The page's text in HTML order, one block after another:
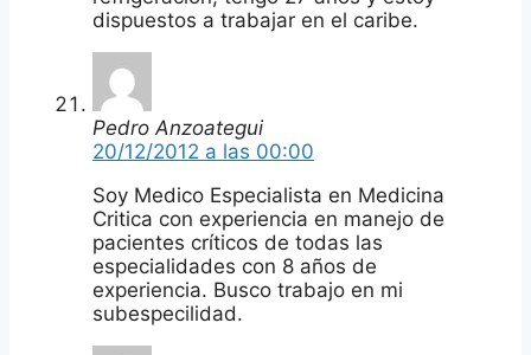
dispuestos a trabajar en el caribe.
Pedro Anzoategui
20/12/2012 a las 00:00
Soy Medico Especialista en Medicina
Critica con experiencia en manejo de
pacientes críticos de todas las
especialidades con 8 años de
experiencia. Busco trabajo en mi
subespecilidad.